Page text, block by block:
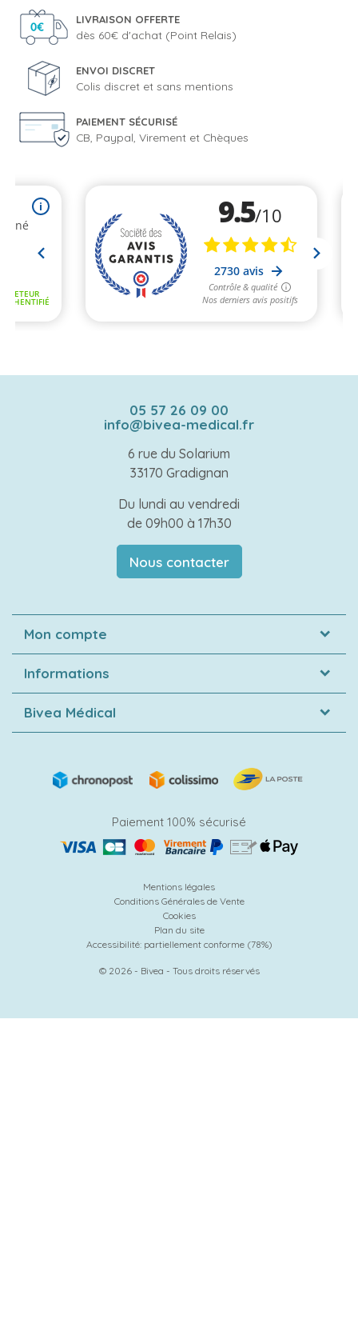
LIVRAISON OFFERTE
dès 60€ d'achat (Point Relais)
ENVOI DISCRET
Colis discret et sans mentions
PAIEMENT SÉCURISÉ
CB, Paypal, Virement et Chèques
05 57 26 09 00
info@bivea-medical.fr
6 rue du Solarium
33170 Gradignan
Du lundi au vendredi
de 09h00 à 17h30
Nous contacter
Mon compte
Informations
Bivea Médical
Paiement 100% sécurisé
Mentions légales
Conditions Générales de Vente
Cookies
Plan du site
Accessibilité: partiellement conforme (78%)
© 2026 - Bivea - Tous droits réservés